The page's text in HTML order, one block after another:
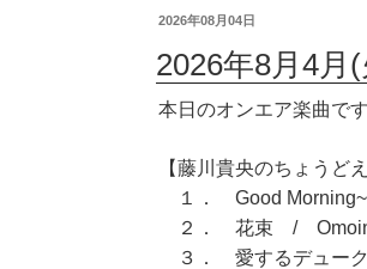
2026年08月04日
2026年8月4月
本日のオンエア楽曲です
【藤川貴央のちょうど
１． Good Morning~
２． 花束 /
３． 愛するデュー